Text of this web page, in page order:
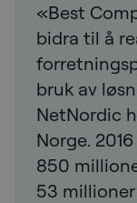
«Best
bidra til å
bruk av
NetNordic
Norge.
850
53